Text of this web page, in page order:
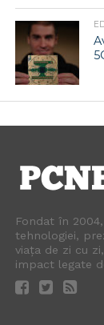
Fondat în
tehnologiei,
viața de zi cu
impact legate